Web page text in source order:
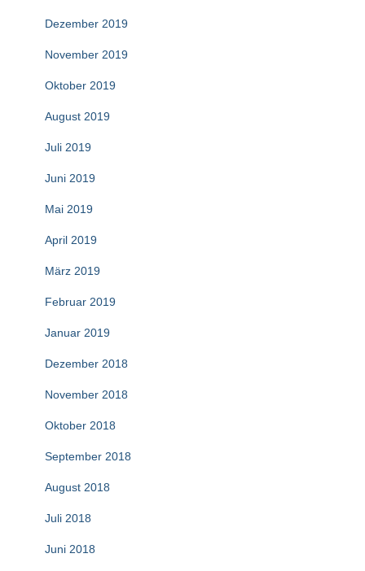
Dezember 2019
November 2019
Oktober 2019
August 2019
Juli 2019
Juni 2019
Mai 2019
April 2019
März 2019
Februar 2019
Januar 2019
Dezember 2018
November 2018
Oktober 2018
September 2018
August 2018
Juli 2018
Juni 2018